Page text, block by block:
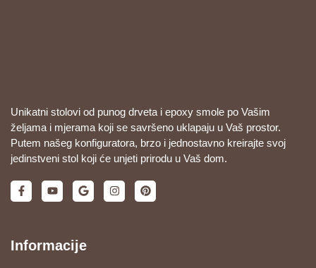
Unikatni stolovi od punog drveta i epoxy smole po Vašim
željama i mjerama koji se savršeno uklapaju u Vaš prostor.
Putem našeg konfiguratora, brzo i jednostavno kreirajte svoj
jedinstveni stol koji će unjeti prirodu u Vaš dom.
Informacije